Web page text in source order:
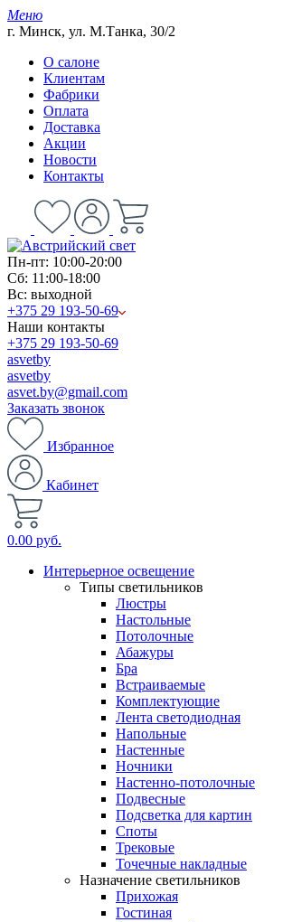
Меню
г. Минск, ул. М.Танка, 30/2
О салоне
Клиентам
Фабрики
Оплата
Доставка
Акции
Новости
Контакты
Пн-пт: 10:00-20:00
Сб: 11:00-18:00
Вс: выходной
+375 29 193-50-69
Наши контакты
+375 29 193-50-69
asvetby
asvetby
asvet.by@gmail.com
Заказать звонок
Избранное
Кабинет
0.00 руб.
Интерьерное освещение
Типы светильников
Люстры
Настольные
Потолочные
Абажуры
Бра
Встраиваемые
Комплектующие
Лента светодиодная
Напольные
Настенные
Ночники
Настенно-потолочные
Подвесные
Подсветка для картин
Споты
Трековые
Точечные накладные
Назначение светильников
Прихожая
Гостиная